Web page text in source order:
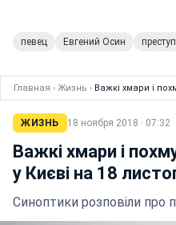
певец Евгений Осин
Главная › Жизнь › Важкі хмари і
ЖИЗНЬ 18 ноября 2018 · 07:32
Важкі хмари і
у Києві на 18
Синоптики розповіли про